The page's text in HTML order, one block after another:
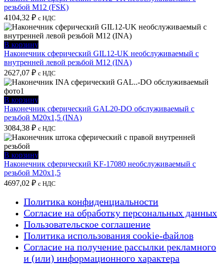
резьбой M12 (FSK)
4104,32 ₽ с НДС
В корзину
Наконечник сферический GIL12-UK необслуживаемый с
внутренней левой резьбой M12 (INA)
2627,07 ₽ с НДС
В корзину
Наконечник сферический GAL20-DO обслуживаемый с
резьбой M20x1,5 (INA)
3084,38 ₽ с НДС
В корзину
Наконечник сферический KF-17080 необслуживаемый с
резьбой M20x1,5
4697,02 ₽ с НДС
Политика конфиденциальности
Согласие на обработку персональных данных
Пользовательское соглашение
Политика использования cookie-файлов
Согласие на получение рассылки рекламного
и (или) информационного характера